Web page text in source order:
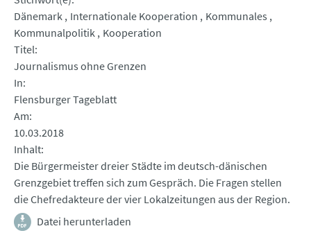
Dänemark Internationale Kooperation
Kommunales
Kommunalpolitik Kooperation
Titel
Journalismus ohne Grenzen
In
Flensburger Tageblatt
Am
10.03.2018
Inhalt
Die Bürgermeister dreier Städte im deutsch-dänischen
Grenzgebiet treffen sich zum Gespräch. Die Fragen stellen
die Chefredakteure der vier Lokalzeitungen aus der Region.
Datei herunterladen